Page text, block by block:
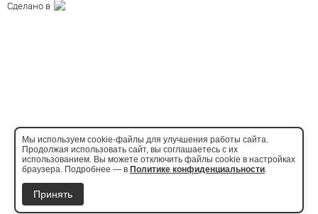
Сделано в
Мы используем cookie-файлы для улучшения работы сайта.
Продолжая использовать сайт, вы соглашаетесь с их
использованием. Вы можете отключить файлы cookie в настройках
браузера. Подробнее — в Политике конфиденциальности.
Принять